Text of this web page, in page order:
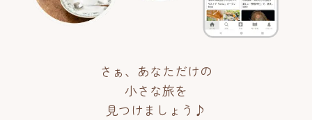
さぁ、あなただけの
小さな旅を
見つけましょう♪